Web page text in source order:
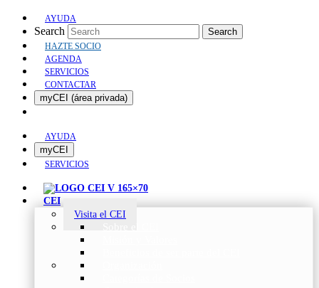
AYUDA
Search Search
HAZTE SOCIO
AGENDA
SERVICIOS
CONTACTAR
myCEI (área privada)
AYUDA
myCEI
SERVICIOS
CEI
Visita el CEI